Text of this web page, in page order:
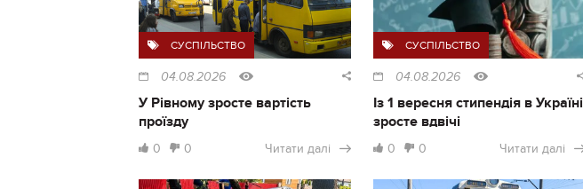
СУСПІЛЬСТВО
04.08.2026
У Рівному зросте вартість
проїзду
0 0 Читати далі
СУСПІЛЬСТВО
04.08.2026
Із 1 вересня стипендія в Україні
зросте вдвічі
0 0 Читати далі